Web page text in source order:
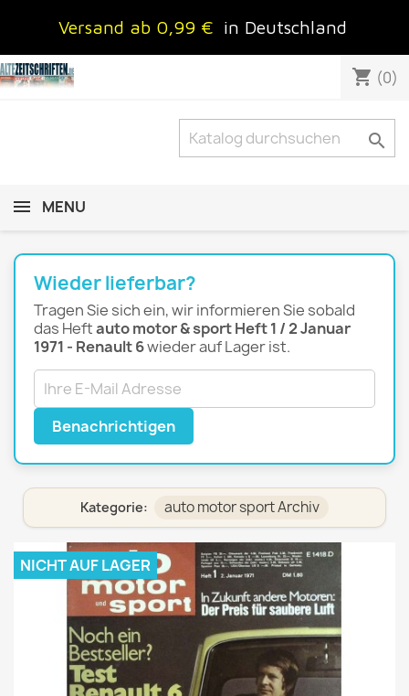
Versand ab 0,99 € in Deutschland
shopping_cart (0)

MENU
Wieder lieferbar?
Tragen Sie sich ein, wir informieren Sie sobald
das Heftauto motor & sport Heft 1 / 2 Januar
1971 - Renault 6wieder auf Lager ist.
Benachrichtigen
Kategorie: auto motor sport Archiv
NICHT AUF LAGER